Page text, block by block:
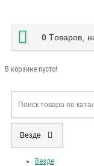
0 Tоваров,
В корзине пусто!
Везде
Везде